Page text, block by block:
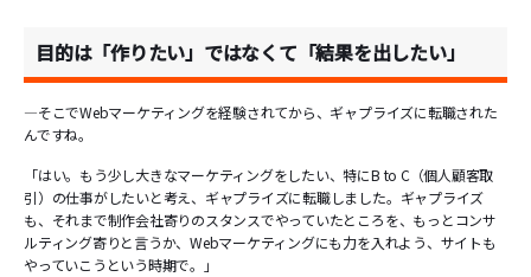
目的は「作りたい」ではなくて「結果を出したい」
―そこでWebマーケティングを経験されてから、ギャプライズに転職された
んですね。
「はい。もう少し大きなマーケティングをしたい、特にB to C（個人顧客取
引）の仕事がしたいと考え、ギャプライズに転職しました。ギャプライズ
も、それまで制作会社寄りのスタンスでやっていたところを、もっとコンサ
ルティング寄りと言うか、Webマーケティングにも力を入れよう、サイトも
やっていこうという時期で。」